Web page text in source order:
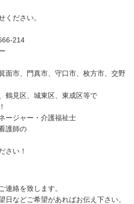
ください。
214
面市、門真市、守口市、枚方市、交野
鶴見区、城東区、東成区等で
ージャー・介護福祉士
護師の
さい！
連絡を致します。
日などご希望があればお伝え下さい。